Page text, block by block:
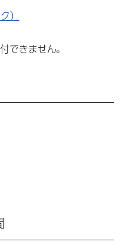
）
できません。